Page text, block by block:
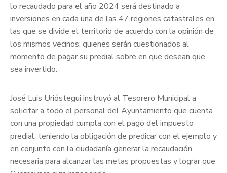
lo recaudado para el año 2024 será destinado a
inversiones en cada una de las 47 regiones catastrales en
las que se divide el territorio de acuerdo con la opinión de
los mismos vecinos, quienes serán cuestionados al
momento de pagar su predial sobre en que desean que
sea invertido.
José Luis Urióstegui instruyó al Tesorero Municipal a
solicitar a todo el personal del Ayuntamiento que cuenta
con una propiedad cumpla con el pago del impuesto
predial, teniendo la obligación de predicar con el ejemplo y
en conjunto con la ciudadanía generar la recaudación
necesaria para alcanzar las metas propuestas y lograr que